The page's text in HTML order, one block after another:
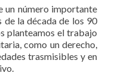
un número importante
de la década de los 90
planteamos el trabajo
como un derecho,
trasmisibles y en